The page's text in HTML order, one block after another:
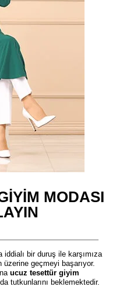
MODASI
bir duruş ile karşımıza
geçmeyi başarıyor.
ucuz tesettür giyim
tutkunlarını beklemektedir.